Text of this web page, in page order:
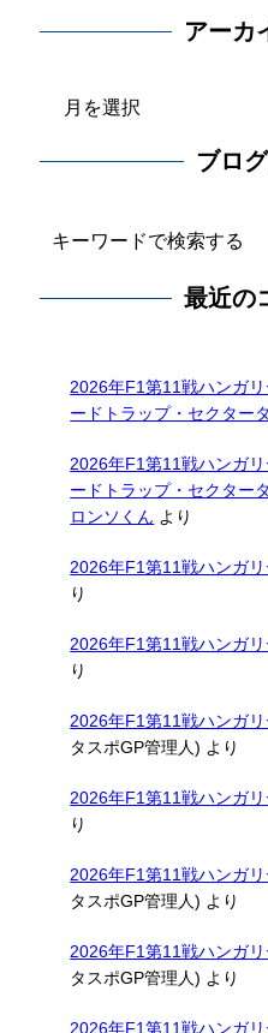
アーカ
ブロ
最近の
2026年F1第11戦ハンガ
ードトラップ・セクター
2026年F1第11戦ハンガ
ードトラップ・セクター
ロンソくん より
2026年F1第11戦ハンガ
り
2026年F1第11戦ハンガ
り
2026年F1第11戦ハンガ
タスポGP管理人) より
2026年F1第11戦ハンガ
り
2026年F1第11戦ハンガ
タスポGP管理人) より
2026年F1第11戦ハンガ
タスポGP管理人) より
2026年F1第11戦ハンガ